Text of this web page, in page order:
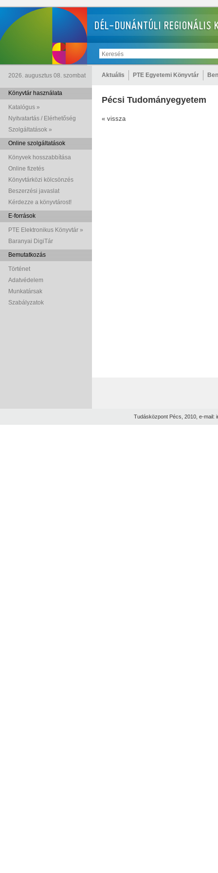
2026. augusztus 08. szombat Aktuális PTE Egyetemi Könyvtár
Könyvtár használata
Katalógus »
Nyitvatartás / Elérhetőség
Szolgáltatások »
Online szolgáltatások
Könyvek hosszabbítása
Online fizetés
Könyvtárközi kölcsönzés
Beszerzési javaslat
Kérdezze a könyvtárost!
E-források
PTE Elektronikus Könyvtár »
Baranyai DigiTár
Bemutatkozás
Történet
Adatvédelem
Munkatársak
Szabályzatok
Pécsi Tudományegyetem
« vissza
Tudásközpont Pécs, 2010, e-mail: